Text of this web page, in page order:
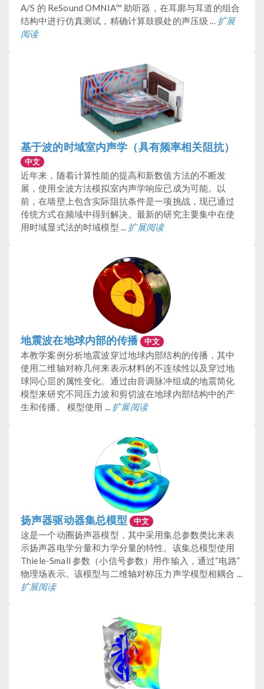
A/S 的 ReSound OMNIA™ 助听器，在耳廓与耳道的组合
结构中进行仿真测试，精确计算鼓膜处的声压级 ... 扩展
阅读
基于波的时域室内声学（具有频率相关阻抗）
中文
近年来，随着计算性能的提高和新数值方法的不断发
展，使用全波方法模拟室内声学响应已成为可能。以
前，在墙壁上包含实际阻抗条件是一项挑战，现已通过
传统方式在频域中得到解决。最新的研究主要集中在使
用时域显式法的时域模型 ... 扩展阅读
地震波在地球内部的传播 中文
本教学案例分析地震波穿过地球内部结构的传播，其中
使用二维轴对称几何来表示材料的不连续性以及穿过地
球同心层的属性变化。通过由音调脉冲组成的地震简化
模型来研究不同压力波和剪切波在地球内部结构中的产
生和传播。 模型使用 ... 扩展阅读
扬声器驱动器集总模型 中文
这是一个动圈扬声器模型，其中采用集总参数类比来表
示扬声器电学分量和力学分量的特性。该集总模型使用
Thiele-Small 参数（小信号参数）用作输入，通过“电路”
物理场表示。该模型与二维轴对称压力声学模型相耦合 ...
扩展阅读